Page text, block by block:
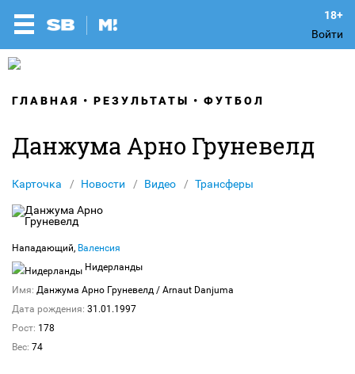
Войти
ГЛАВНАЯ РЕЗУЛЬТАТЫ ФУТБОЛ
Данжума Арно Груневелд
Карточка Новости Видео Трансферы
Нападающий, Валенсия
Нидерланды
Имя: Данжума Арно Груневелд / Arnaut Danjuma
Дата рождения: 31.01.1997
Рост: 178
Вес: 74